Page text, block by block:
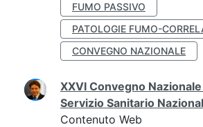
FUMO PASSIVO
PATOLOGIE FUMO-
CONVEGNO NAZIONALE
XXVI Convegno
Servizio Sanitario
Contenuto Web